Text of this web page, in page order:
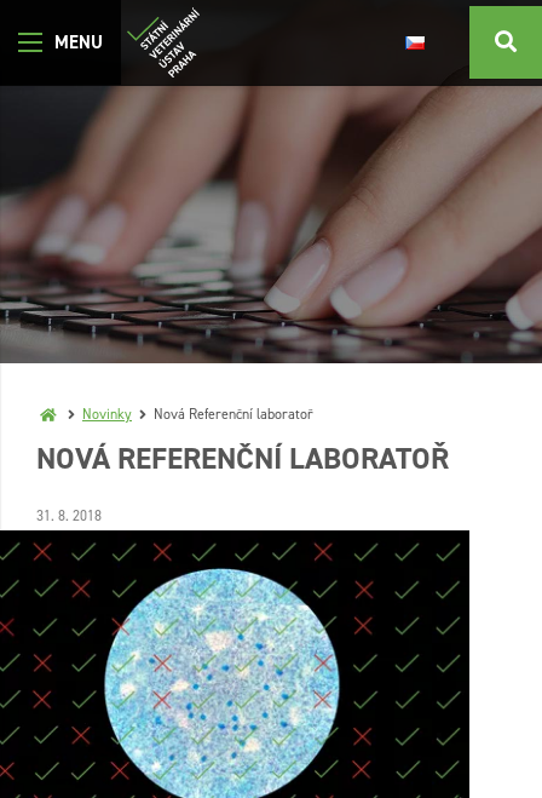
Novinky Nová Referenční laboratoř
NOVÁ REFERENČNÍ LABORATOŘ
31. 8. 2018